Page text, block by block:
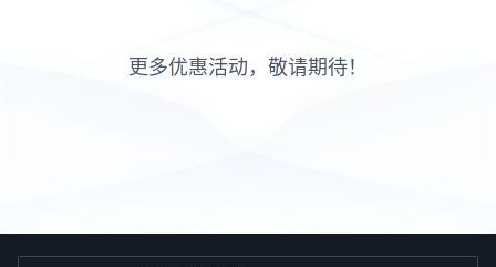
更多优惠活动，敬请期待！